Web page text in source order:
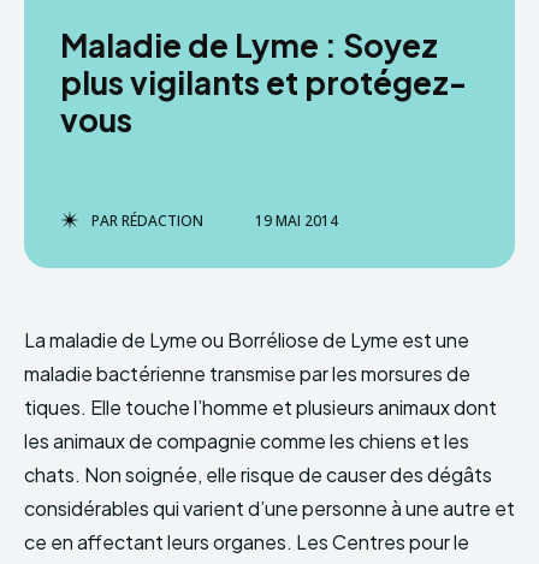
Maladie de Lyme : Soyez
plus vigilants et protégez-
vous
PARRÉDACTION 19 MAI 2014
La maladie de Lyme ou Borréliose de Lyme est une
maladie bactérienne transmise par les morsures de
tiques. Elle touche l’homme et plusieurs animaux dont
les animaux de compagnie comme les chiens et les
chats. Non soignée, elle risque de causer des dégâts
considérables qui varient d’une personne à une autre et
ce en affectant leurs organes. Les Centres pour le